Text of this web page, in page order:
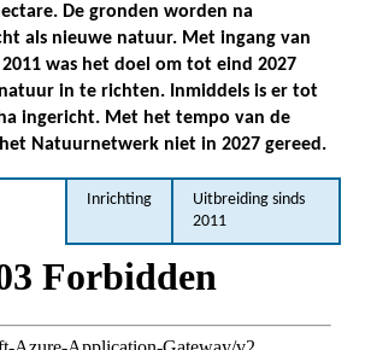
De gronden worden na
als nieuwe natuur. Met ingang van
was het doel om tot eind 2027
in te richten. Inmiddels is er tot
ingericht. Met het tempo van de
Natuurnetwerk niet in 2027 gereed.
Inrichting
Uitbreiding sinds
2011